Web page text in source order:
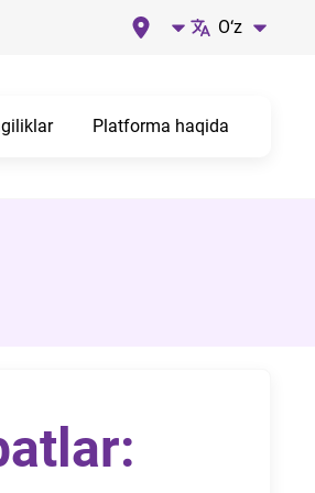
O‘z
Platforma haqida